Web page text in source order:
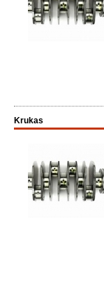
Krukas